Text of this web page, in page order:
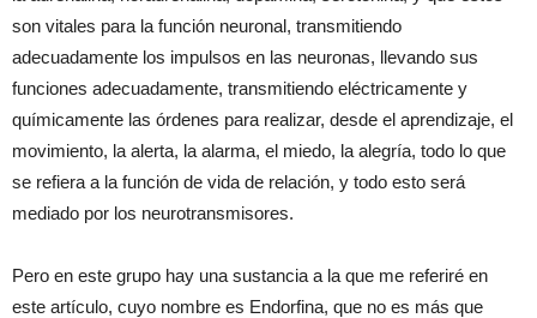
son vitales para la función neuronal, transmitiendo
adecuadamente los impulsos en las neuronas, llevando sus
funciones adecuadamente, transmitiendo eléctricamente y
químicamente las órdenes para realizar, desde el aprendizaje, el
movimiento, la alerta, la alarma, el miedo, la alegría, todo lo que
se refiera a la función de vida de relación, y todo esto será
mediado por los neurotransmisores.
Pero en este grupo hay una sustancia a la que me referiré en
este artículo, cuyo nombre es Endorfina, que no es más que